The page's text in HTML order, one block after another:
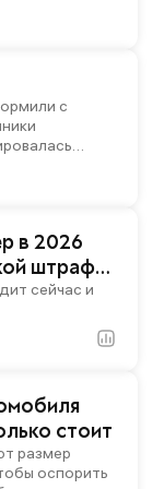
серии
с
в 2026
штраф
сейчас и
стоит
размер
оспорить